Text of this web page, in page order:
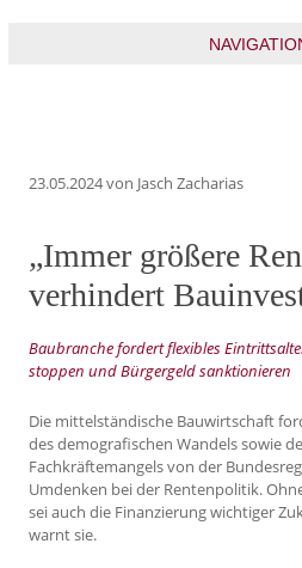
23.05.2024von Jasch Zacharias
„Immer größere
verhindert
Baubranche fordert flexibles
stoppen und Bürgergeld sanktionieren
Die mittelständische Bauwirtschaft
des demografischen Wandels sowie
Fachkräftemangels von der
Umdenken bei der Rentenpolitik.
sei auch die Finanzierung wichtiger
warnt sie.